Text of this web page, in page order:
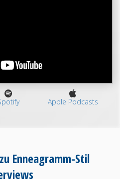
Apple Podcasts
Enneagramm-Stil